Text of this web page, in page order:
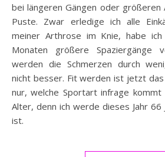
bei längeren Gängen oder größeren
Puste. Zwar erledige ich alle
meiner Arthrose im Knie, habe
Monaten größere Spaziergänge
werden die Schmerzen durch
nicht besser. Fit werden ist jetzt
nur, welche Sportart infrage kommt
Alter, denn ich werde dieses Jahr 66
ist.